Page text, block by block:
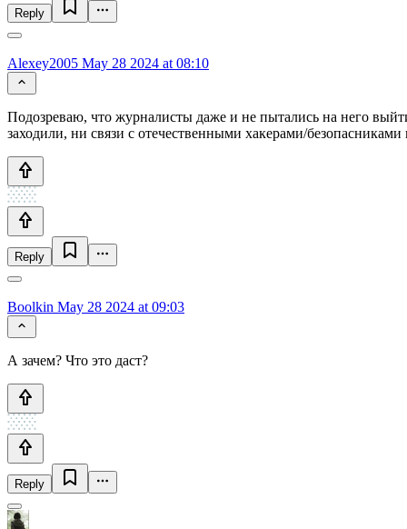
Reply
Alexey2005 May 28 2024 at 08:10
Подозреваю, что журналисты даже и не пытались на него
заходили, ни связи с отечественными хакерами/
Reply
Boolkin May 28 2024 at 09:03
А зачем? Что это даст?
Reply